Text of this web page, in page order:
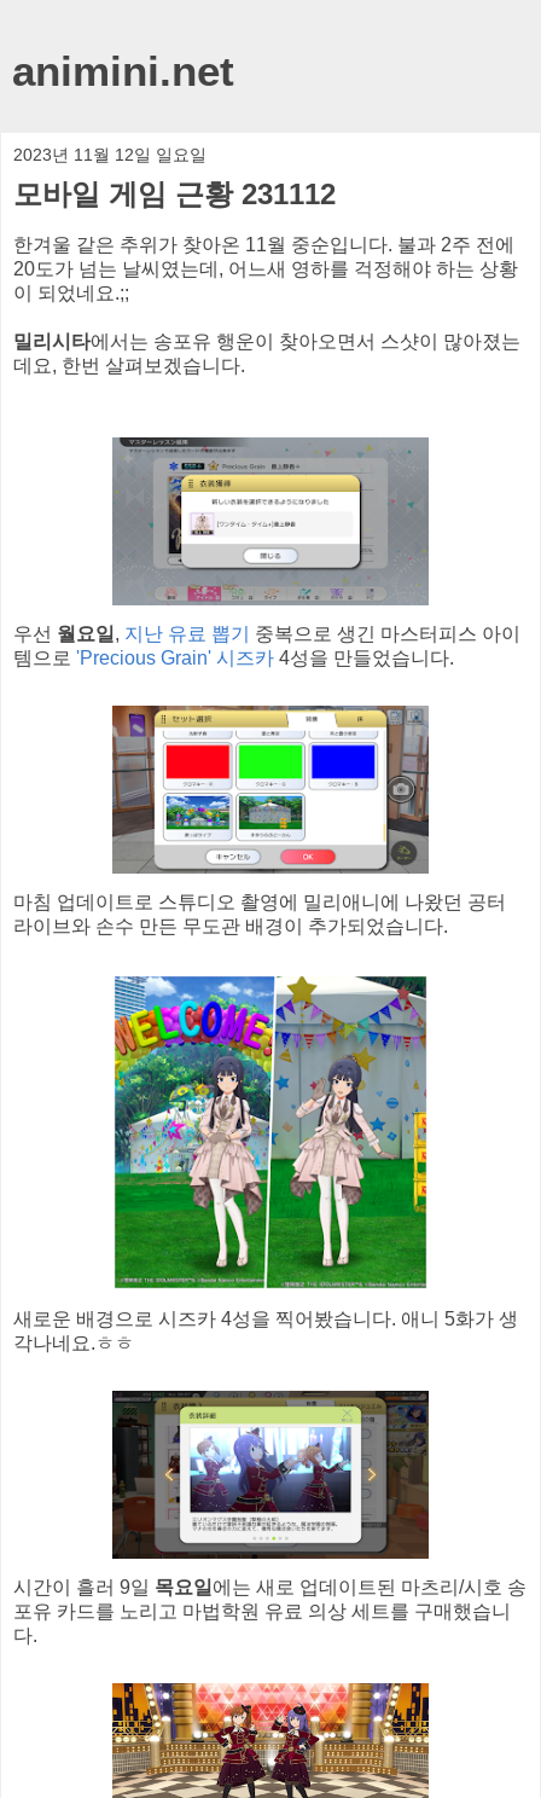
animini.net
2023년 11월 12일 일요일
모바일 게임 근황 231112
한겨울 같은 추위가 찾아온 11월 중순입니다. 불과 2주 전에
20도가 넘는 날씨였는데, 어느새 영하를 걱정해야 하는 상황
이 되었네요.;;
밀리시타에서는 송포유 행운이 찾아오면서 스샷이 많아졌는
데요, 한번 살펴보겠습니다.
우선 월요일 , 지난 유료 뽑기
중복으로 생긴 마스터피스 아이
템으로 'Precious Grain' 시즈카 4성을 만들었습니다.
마침 업데이트로 스튜디오 촬영에 밀리애니에 나왔던 공터
라이브와 손수 만든 무도관 배경이 추가되었습니다.
새로운 배경으로 시즈카 4성을 찍어봤습니다. 애니 5화가 생
각나네요.ㅎㅎ
시간이 흘러 9일 목요일 에는 새로 업데이트된 마츠리/시호 송
포유 카드를 노리고 마법학원 유료 의상 세트를 구매했습니
다.